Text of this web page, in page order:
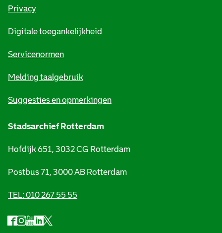
Privacy
Digitale toegankelijkheid
Servicenormen
Melding taalgebruik
Suggesties en opmerkingen
Stadsarchief Rotterdam
Hofdijk 651, 3032 CG Rotterdam
Postbus 71, 3000 AB Rotterdam
TEL: 010 267 55 55
S F
a
I
n
Y
o
L
i